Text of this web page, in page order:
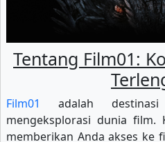
Tentang Film01:
Film01
adalah
mengeksplorasi dunia film.
memberikan Anda akses ke